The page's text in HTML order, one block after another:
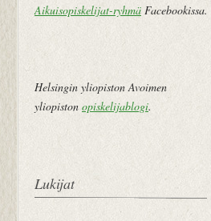
Aikuisopiskelijat-ryhmä Facebookissa.
Helsingin yliopiston Avoimen
yliopiston opiskelijablogi.
Lukijat